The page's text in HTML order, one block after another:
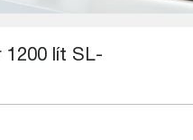
1200 lít SL-